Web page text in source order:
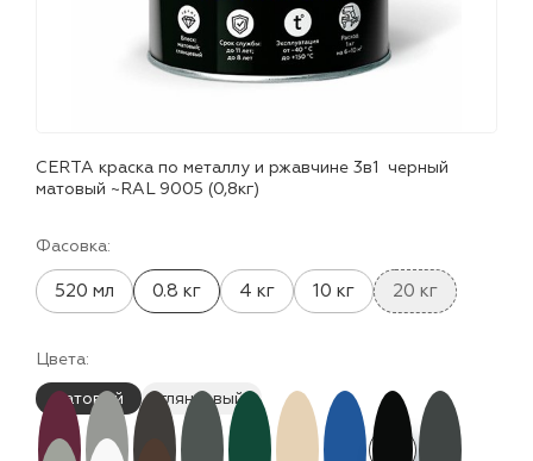
CERTA краска по металлу и ржавчине 3в1 черный
матовый ~RAL 9005 (0,8кг)
Фасовка:
520 мл 0.8 кг 4 кг 10 кг 20 кг
Цвета:
матовый
глянцевый